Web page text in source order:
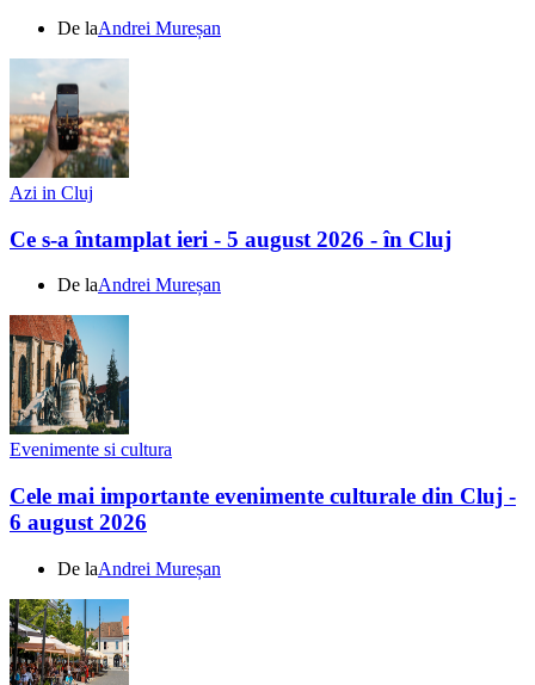
De laAndrei Mureșan
Azi in Cluj
Ce s-a întamplat ieri - 5 august 2026 - în Cluj
De laAndrei Mureșan
Evenimente si cultura
Cele mai importante evenimente culturale din Cluj -
6 august 2026
De laAndrei Mureșan